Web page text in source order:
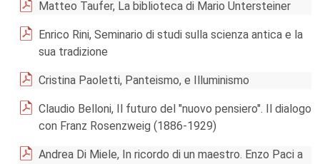
Matteo Taufer, La biblioteca di Mario Untersteiner
Enrico Rini, Seminario di studi sulla scienza antica e la
sua tradizione
Cristina Paoletti, Panteismo, e Illuminismo
Claudio Belloni, Il futuro del "nuovo pensiero". Il dialogo
con Franz Rosenzweig (1886-1929)
Andrea Di Miele, In ricordo di un maestro. Enzo Paci a